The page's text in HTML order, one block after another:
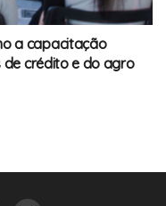
a capacitação
crédito e do agro